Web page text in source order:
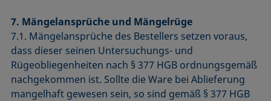
7. Mängelansprüche und Mängelrüge
7.1. Mängelansprüche des Bestellers setzen voraus,
dass dieser seinen Untersuchungs- und
Rügeobliegenheiten nach § 377 HGB ordnungsgemäß
nachgekommen ist. Sollte die Ware bei Ablieferung
mangelhaft gewesen sein, so sind gemäß § 377 HGB